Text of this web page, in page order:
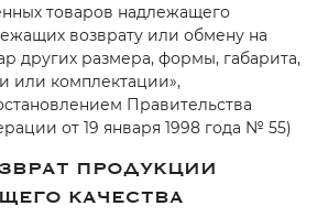
товаров надлежащего
возврату или обмену на
других размера, формы, габарита,
или комплектации»,
Правительства
от 19 января 1998 года № 55)
ПРОДУКЦИИ
КАЧЕСТВА
25
Остались вопросы?
8 800 302-02-51